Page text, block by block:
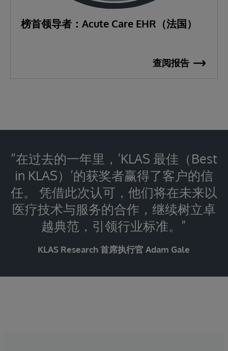
榜首领导者：Acute Care EHR（法国）
查阅报告
“在过去的一年里，‘KLAS 最佳（Best
in KLAS）’的获奖者赢得了客户的信
任。 凭借此次认可，他们将在未来以
医疗技术与服务的合作，继续树立卓
越典范，引领行业标准。”
KLAS Research 首席执行官 Adam Gale